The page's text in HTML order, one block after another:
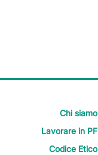
Chi siamo
Lavorare in PF
Codice Etico